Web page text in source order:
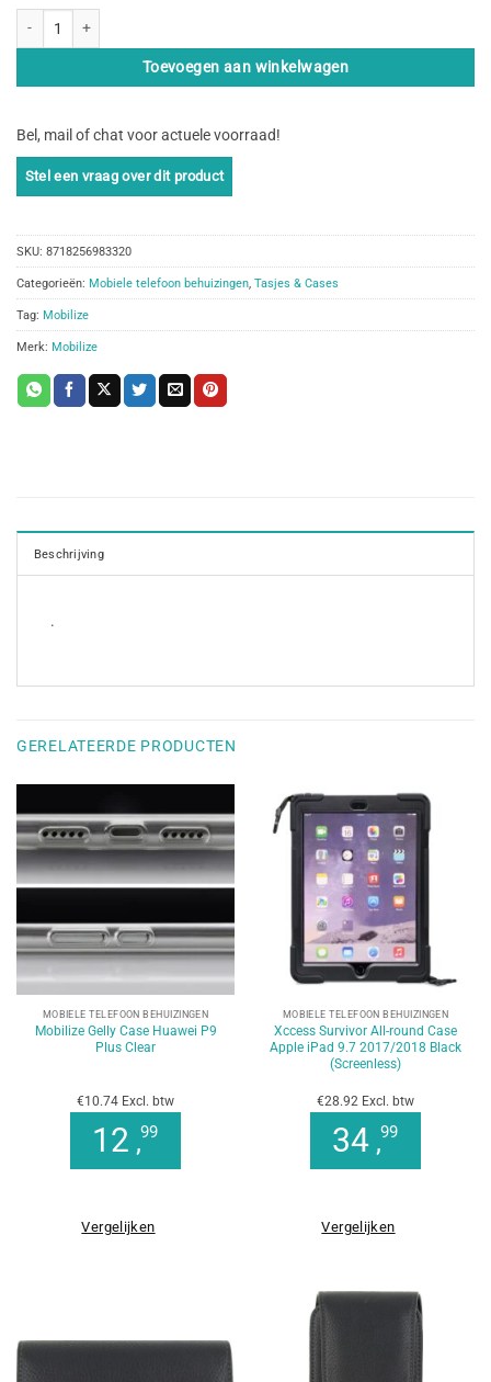
Toevoegen aan winkelwagen
Bel, mail of chat voor actuele voorraad!
SKU: 8718256983320
Categorieën: Mobiele telefoon behuizingen Tasjes & Cases
Tag: Mobilize
Merk: Mobilize
Beschrijving
.
GERELATEERDE PRODUCTEN
MOBIELE TELEFOON BEHUIZINGEN
Mobilize Gelly Case Huawei P9
Plus Clear
€10.74 Excl. btw
12 ,99
Vergelijken
MOBIELE TELEFOON BEHUIZINGEN
Xccess Survivor All-round Case
Apple iPad 9.7 2017/2018 Black
(Screenless)
€28.92 Excl. btw
34 ,99
Vergelijken